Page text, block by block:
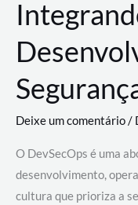
Deixe um comentário/
O DevSecOps é uma
desenvolvimento,
cultura que prioriza a